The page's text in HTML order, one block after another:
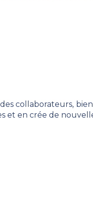
collaborateurs,
et en crée de